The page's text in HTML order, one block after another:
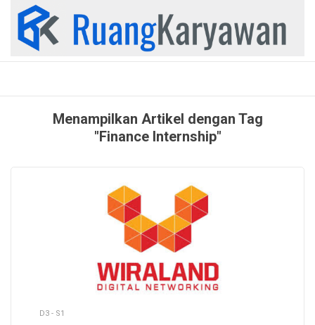
content
Menampilkan Artikel dengan Tag
"Finance Internship"
D3 - S1